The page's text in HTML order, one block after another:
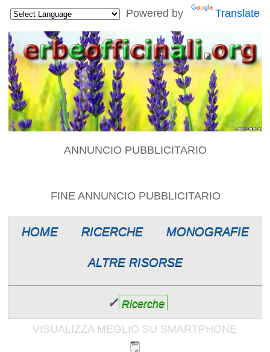
Powered by Translate
ANNUNCIO PUBBLICITARIO
FINE ANNUNCIO PUBBLICITARIO
HOME RICERCHE MONOGRAFIE
ALTRE RISORSE
✓ Ricerche
VISUALIZZA MEGLIO SU SMARTPHONE